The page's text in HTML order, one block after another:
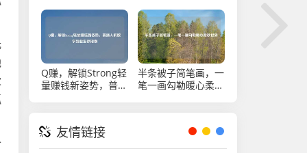
肤大盘点
阶
Q赚，解锁Strong轻
量赚钱新姿势，普通
半条被子简笔画，一
笔一画勾勒暖心柔软
友情链接